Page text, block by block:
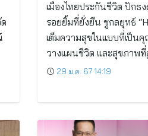
เมืองไทยประกันชีวิต ปักธ
รอยยิ้มที่ยั่งยืน ชูกลยุทธ์
เต็มความสุขในแบบที่เป็น
วางแผนชีวิต และสุขภาพ
29 ม.ค. 67 14:19